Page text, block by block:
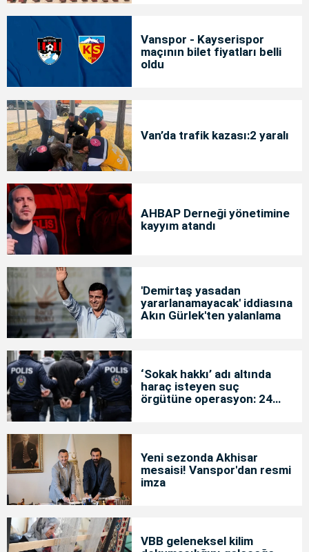
Vanspor - Kayserispor
maçının bilet fiyatları belli
oldu
Van’da trafik kazası:2 yaralı
AHBAP Derneği yönetimine
kayyım atandı
'Demirtaş yasadan
yararlanamayacak' iddiasına
Akın Gürlek'ten yalanlama
‘Sokak hakkı’ adı altında
haraç isteyen suç
örgütüne operasyon: 24
Yeni sezonda Akhisar
mesaisi! Vanspor'dan resmi
imza
VBB geleneksel kilim